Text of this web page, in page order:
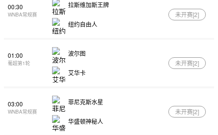
00:30
WNBA常规赛
拉斯维加斯王牌
纽约自由人
未开赛[2]
01:00
葡超第1轮
波尔图
艾华卡
未开赛[2]
03:00
WNBA常规赛
菲尼克斯水星
华盛顿神秘人
未开赛[2]